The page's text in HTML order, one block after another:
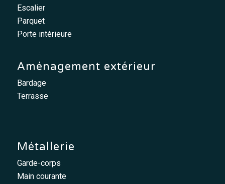
Escalier
Parquet
Porte intérieure
Aménagement extérieur
Bardage
Terrasse
Métallerie
Garde-corps
Main courante